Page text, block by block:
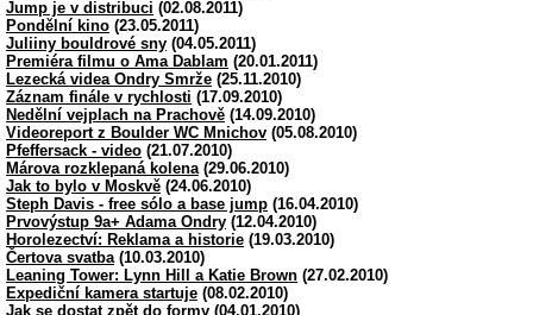
Jump je v distribuci (02.08.2011)
Pondělní kino (23.05.2011)
Juliiny bouldrové sny (04.05.2011)
Premiéra filmu o Ama Dablam (20.01.2011)
Lezecká videa Ondry Smrže (25.11.2010)
Záznam finále v rychlosti (17.09.2010)
Nedělní vejplach na Prachově (14.09.2010)
Videoreport z Boulder WC Mnichov (05.08.2010)
Pfeffersack - video (21.07.2010)
Márova rozklepaná kolena (29.06.2010)
Jak to bylo v Moskvě (24.06.2010)
Steph Davis - free sólo a base jump (16.04.2010)
Prvovýstup 9a+ Adama Ondry (12.04.2010)
Horolezectví: Reklama a historie (19.03.2010)
Čertova svatba (10.03.2010)
Leaning Tower: Lynn Hill a Katie Brown (27.02.2010)
Expediční kamera startuje (08.02.2010)
Jak se dostat zpět do formy (04.01.2010)